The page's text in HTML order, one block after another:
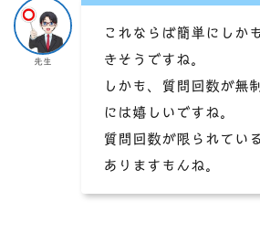
先生
これならば簡単にしか
きそうですね。
しかも、質問回数が無
には嬉しいですね。
質問回数が限られてい
ありますもんね。